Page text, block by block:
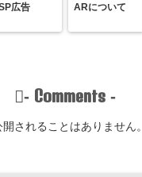
広告 ARについて
- Comments -
されることはありません。